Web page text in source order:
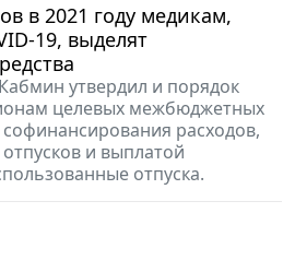
в 2021 году медикам,
19, выделят
утвердил и порядок
целевых межбюджетных
расходов,
и выплатой
отпуска.